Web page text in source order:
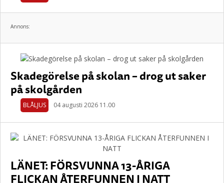
Annons:
Skadegörelse på skolan – drog ut saker
på skolgården
BLÅLJUS 04 augusti 2026 11.00
LÄNET: FÖRSVUNNA 13-ÅRIGA
FLICKAN ÅTERFUNNEN I NATT